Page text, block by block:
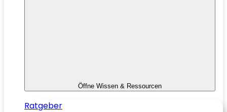
Öffne Wissen & Ressourcen
Ratgeber